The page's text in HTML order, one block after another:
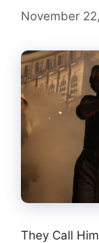
November
They Call Him